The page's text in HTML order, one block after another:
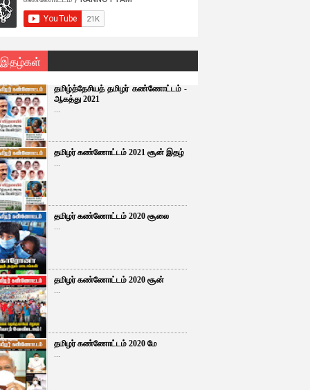
இதழ்கள்
தமிழ்த்தேசியத் தமிழர் கண்ணோட்டம் -
ஆகத்து 2021
...
தமிழர் கண்ணோட்டம் 2021 சூன் இதழ்
...
தமிழர் கண்ணோட்டம் 2020 சூலை
...
தமிழர் கண்ணோட்டம் 2020 சூன்
...
தமிழர் கண்ணோட்டம் 2020 மே
...